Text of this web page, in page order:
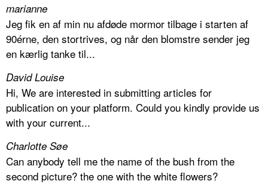
marianne
Jeg fik en af min nu afdøde mormor tilbage i starten af
90érne, den stortrives, og når den blomstre sender jeg
en kærlig tanke til...
David Louise
Hi, We are interested in submitting articles for
publication on your platform. Could you kindly provide us
with your current...
Charlotte Søe
Can anybody tell me the name of the bush from the
second picture? the one with the white flowers?